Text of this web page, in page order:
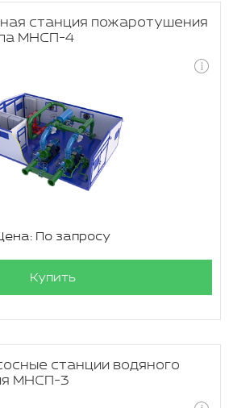
станция пожаротушения
МНСП-4
По запросу
Купить
станции водяного
МНСП-3